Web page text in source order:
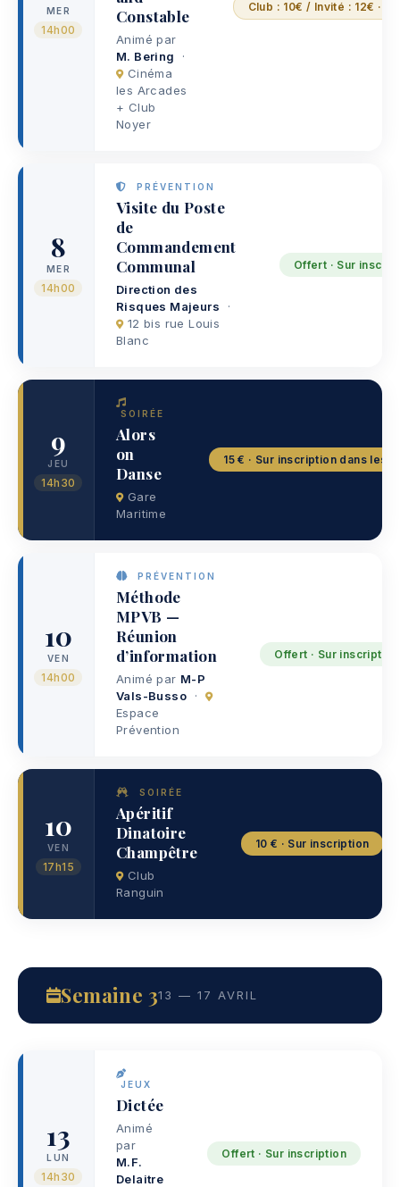
MER
14h00
Constable
Animé par
M. Bering ·
Cinéma
les Arcades
+ Club
Noyer
Club : 10€ / Invité : 12€ ·
8
MER
14h00
PRÉVENTION
Visite du Poste
de
Commandement
Communal
Direction des
Risques Majeurs ·
12 bis rue Louis
Blanc
Offert · Sur
9
JEU
14h30
SOIRÉE
Alors
on
Danse
Gare
Maritime
15 € · Sur inscription dans les
10
VEN
14h00
PRÉVENTION
Méthode
MPVB —
Réunion
d’information
Animé par M-P
Vals-Busso ·
Espace
Prévention
Offert · Sur inscription
10
VEN
17h15
SOIRÉE
Apéritif
Dinatoire
Champêtre
Club
Ranguin
10 € · Sur inscription
Semaine 313 — 17 AVRIL
13
LUN
14h30
JEUX
Dictée
Animé
par
M.F.
Delaitre
Offert · Sur inscription